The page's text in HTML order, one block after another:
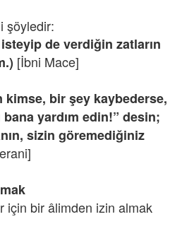
şöyledir:
de verdiğin zatların
[İbni Mace]
kimse, bir şey kaybederse,
bana yardım edin!” desin;
sizin göremediğiniz
için bir âlimden izin almak